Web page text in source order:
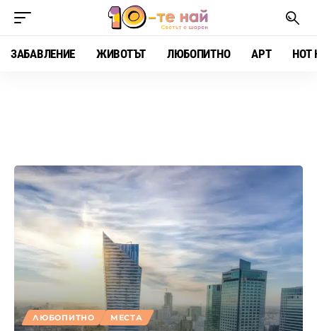
ЗАБАВЛЕНИЕ ЖИВОТЪТ ЛЮБОПИТНО АРТ HOT
ЛЮБОПИТНО МЕСТА